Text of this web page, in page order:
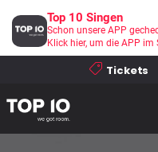
Tickets
Top 10 Singen
Schon unsere APP
Klick hier, um die APP im